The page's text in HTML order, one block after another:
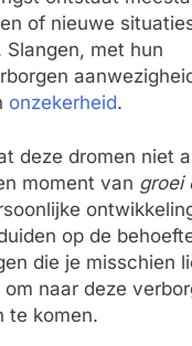
of nieuwe
met hun
onzekerheid.
deze dromen niet
moment van groei
op de
die je misschien
naar deze
te komen.